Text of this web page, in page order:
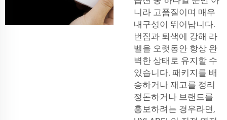
니라 고품질이며 매우
내구성이 뛰어납니다.
번짐과 퇴색에 강해 라
벨을 오랫동안 항상 완
벽한 상태로 유지할 수
있습니다. 패키지를 배
송하거나 재고를 정리
정돈하거나 브랜드를
홍보하려는 경우라면,